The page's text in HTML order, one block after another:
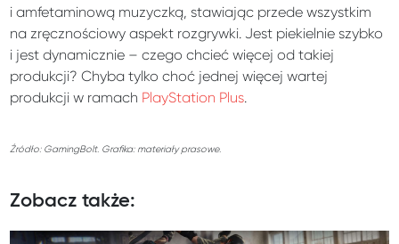
i amfetaminową muzyczką, stawiając przede wszystkim
na zręcznościowy aspekt rozgrywki. Jest piekielnie szybko
i jest dynamicznie – czego chcieć więcej od takiej
produkcji? Chyba tylko choć jednej więcej wartej
produkcji w ramach PlayStation Plus.
Źródło: GamingBolt. Grafika: materiały prasowe.
Zobacz także: